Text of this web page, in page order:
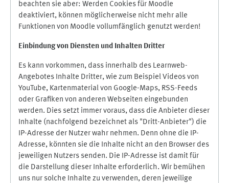
beachten sie aber: Werden Cookies für Moodle
deaktiviert, können möglicherweise nicht mehr alle
Funktionen von Moodle vollumfänglich genutzt werden!
Einbindung von Diensten und Inhalten Dritter
Es kann vorkommen, dass innerhalb des Learnweb-
Angebotes Inhalte Dritter, wie zum Beispiel Videos von
YouTube, Kartenmaterial von Google-Maps, RSS-Feeds
oder Grafiken von anderen Webseiten eingebunden
werden. Dies setzt immer voraus, dass die Anbieter dieser
Inhalte (nachfolgend bezeichnet als "Dritt-Anbieter") die
IP-Adresse der Nutzer wahr nehmen. Denn ohne die IP-
Adresse, könnten sie die Inhalte nicht an den Browser des
jeweiligen Nutzers senden. Die IP-Adresse ist damit für
die Darstellung dieser Inhalte erforderlich. Wir bemühen
uns nur solche Inhalte zu verwenden, deren jeweilige